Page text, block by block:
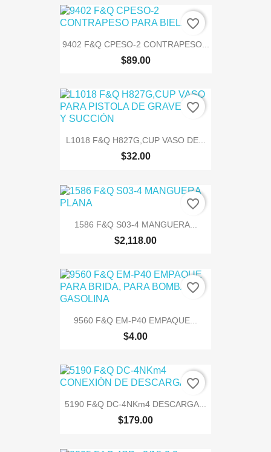
9402 F&Q CPESO-2 CONTRAPESO...
$89.00
favorite_border
L1018 F&Q H827G,CUP VASO DE...
$32.00
favorite_border
1586 F&Q S03-4 MANGUERA...
$2,118.00
favorite_border
9560 F&Q EM-P40 EMPAQUE...
$4.00
favorite_border
5190 F&Q DC-4NKm4 DESCARGA...
$179.00
favorite_border